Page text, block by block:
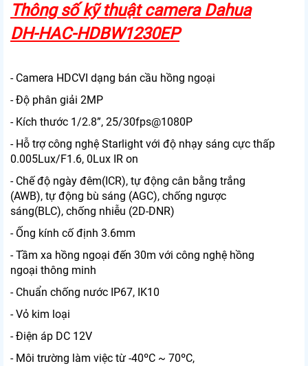
Thông số kỹ thuật camera Dahua
DH-HAC-HDBW1230EP
- Camera HDCVI dạng bán cầu hồng ngoại
- Độ phân giải 2MP
- Kích thước 1/2.8”, 25/30fps@1080P
- Hỗ trợ công nghệ Starlight với độ nhạy sáng cực thấp
0.005Lux/F1.6, 0Lux IR on
- Chế độ ngày đêm(ICR), tự động cân bằng trắng
(AWB), tự động bù sáng (AGC), chống ngược
sáng(BLC), chống nhiễu (2D-DNR)
- Ống kính cố định 3.6mm
- Tầm xa hồng ngoại đến 30m với công nghệ hồng
ngoại thông minh
- Chuẩn chống nước IP67, IK10
- Vỏ kim loại
- Điện áp DC 12V
- Môi trường làm việc từ -40ºC ~ 70ºC,